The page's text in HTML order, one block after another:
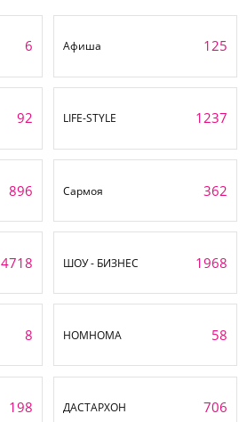
6 Афиша 125
92 LIFE-STYLE 1237
896 Сармоя 362
4718 ШОУ - БИЗНЕС 1968
8 НОМНОМА 58
198 ДАСТАРХОН 706